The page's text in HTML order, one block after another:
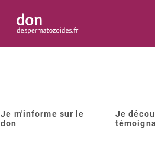
Je m'informe sur le
don
Je